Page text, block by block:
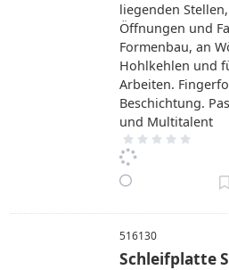
liegenden
Öffnungen und
Formenbau, an
Hohlkehlen und
Arbeiten.
Beschichtung.
und Multitalent
516130
Schleifplatte